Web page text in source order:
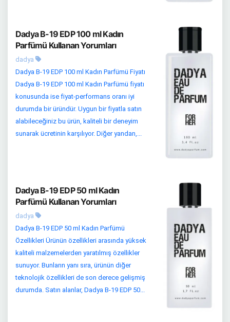
Dadya B-19 EDP 100 ml Kadın
Parfümü Kullanan Yorumları
dadya
Dadya B-19 EDP 100 ml Kadın Parfümü Fiyatı
Dadya B-19 EDP 100 ml Kadın Parfümü fiyatı
konusunda ise fiyat-performans oranı iyi
durumda bir üründür. Uygun bir fiyatla satın
alabileceğiniz bu ürün, kaliteli bir deneyim
sunarak ücretinin karşılıyor. Diğer yandan,...
Dadya B-19 EDP 50 ml Kadın
Parfümü Kullanan Yorumları
dadya
Dadya B-19 EDP 50 ml Kadın Parfümü
Özellikleri Ürünün özellikleri arasında yüksek
kaliteli malzemelerden yaratılmış özellikler
sunuyor. Bunların yanı sıra, ürünün diğer
teknolojik özellikleri de son derece gelişmiş
durumda. Satın alanlar, Dadya B-19 EDP 50...